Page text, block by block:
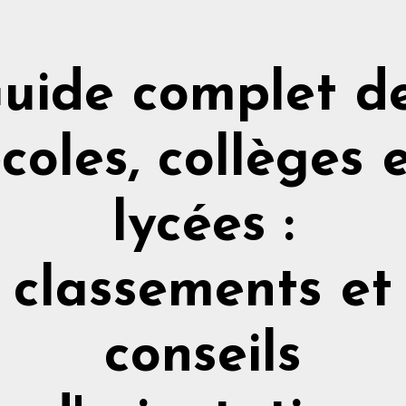
complet
collèges
lycées :
classements et
conseils